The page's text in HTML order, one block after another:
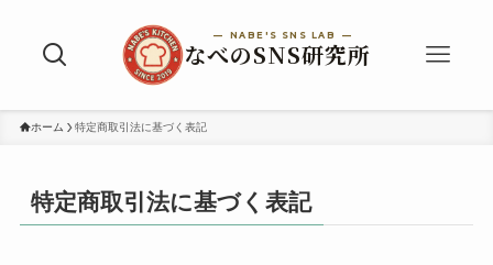
ホーム 特定商取引法に基づく表記
特定商取引法に基づく表記